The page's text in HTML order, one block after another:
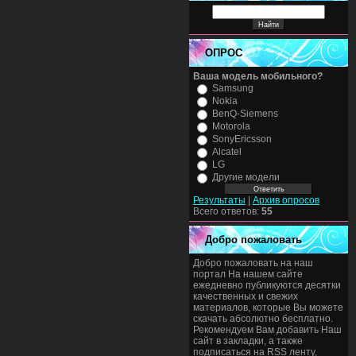
ОПРОС
Ваша модель мобильного?
Samsung
Nokia
BenQ-Siemens
Motorola
SonyEricsson
Alcatel
LG
Другие модели
Результаты
Архив опросов
Всего ответов: 55
Добро пожаловать
Добро пожаловать на наш
портал На нашем сайте
ежедневно публикуются десятки
качественных и свежих
материалов, которые Вы можете
скачать абсолютно бесплатно.
Рекомендуем Вам добавить Наш
сайт в закладки, а также
подписаться на RSS ленту,